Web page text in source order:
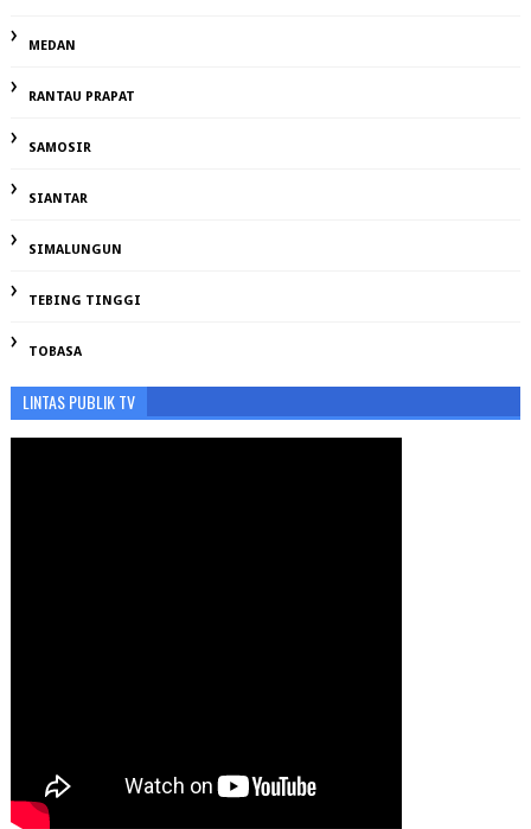
MEDAN
RANTAU PRAPAT
SAMOSIR
SIANTAR
SIMALUNGUN
TEBING TINGGI
TOBASA
LINTAS PUBLIK TV